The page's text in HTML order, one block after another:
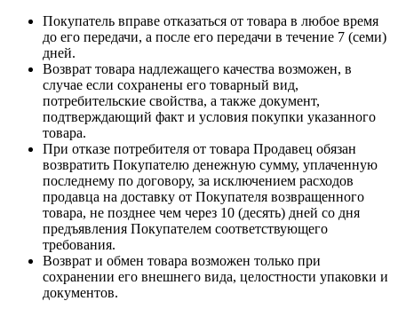
Покупатель вправе отказаться от товара в любое время
до его передачи, а после его передачи в течение 7 (семи)
дней.
Возврат товара надлежащего качества возможен, в
случае если сохранены его товарный вид,
потребительские свойства, а также документ,
подтверждающий факт и условия покупки указанного
товара.
При отказе потребителя от товара Продавец обязан
возвратить Покупателю денежную сумму, уплаченную
последнему по договору, за исключением расходов
продавца на доставку от Покупателя возвращенного
товара, не позднее чем через 10 (десять) дней со дня
предъявления Покупателем соответствующего
требования.
Возврат и обмен товара возможен только при
сохранении его внешнего вида, целостности упаковки и
документов.